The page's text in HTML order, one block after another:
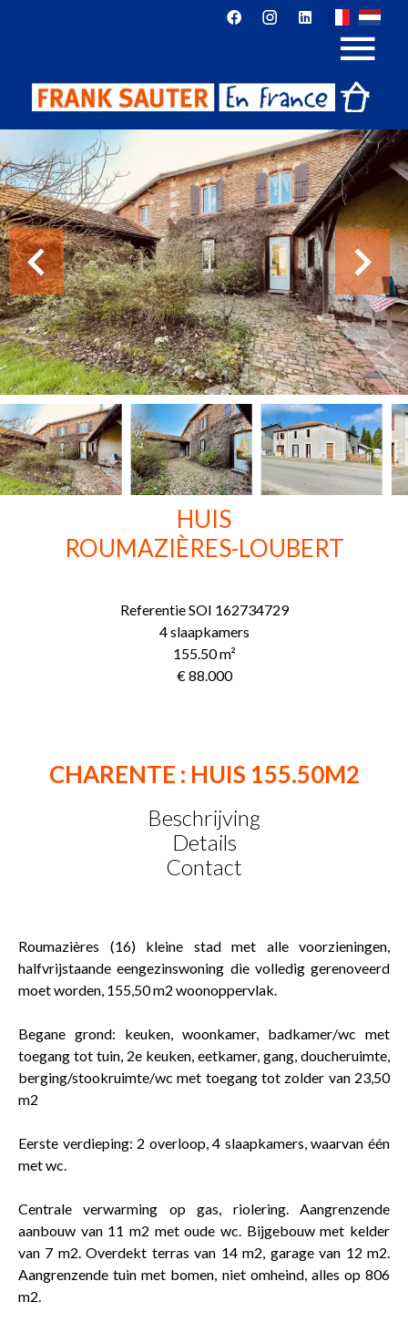
HUIS
ROUMAZIÈRES-LOUBERT
ReferentieSOI 162734729
4 slaapkamers
155.50m²
€ 88.000
CHARENTE : HUIS 155.50M2
Beschrijving
Details
Contact
Roumazières (16) kleine stad met alle voorzieningen,
halfvrijstaande eengezinswoning die volledig gerenoveerd
moet worden, 155,50 m2 woonoppervlak.
Begane grond: keuken, woonkamer, badkamer/wc met
toegang tot tuin, 2e keuken, eetkamer, gang, doucheruimte,
berging/stookruimte/wc met toegang tot zolder van 23,50
m2
Eerste verdieping: 2 overloop, 4 slaapkamers, waarvan één
met wc.
Centrale verwarming op gas, riolering. Aangrenzende
aanbouw van 11 m2 met oude wc. Bijgebouw met kelder
van 7 m2. Overdekt terras van 14 m2, garage van 12 m2.
Aangrenzende tuin met bomen, niet omheind, alles op 806
m2.